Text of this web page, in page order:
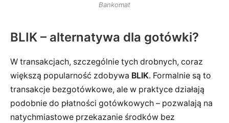
Bankomat
BLIK – alternatywa dla gotówki?
W transakcjach, szczególnie tych drobnych, coraz
większą popularność zdobywa BLIK. Formalnie są to
transakcje bezgotówkowe, ale w praktyce działają
podobnie do płatności gotówkowych – pozwalają na
natychmiastowe przekazanie środków bez